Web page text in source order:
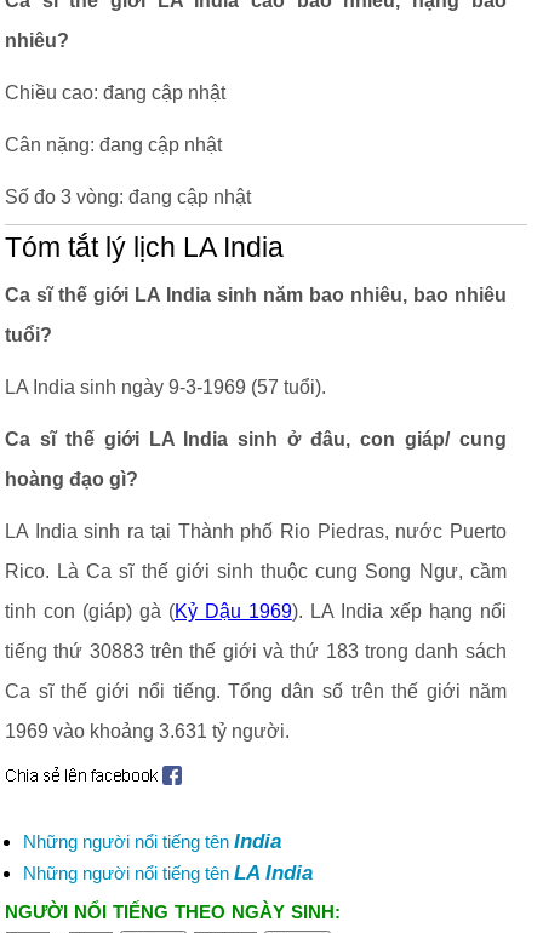
nhiêu?
Chiều cao: đang cập nhật
Cân nặng: đang cập nhật
Số đo 3 vòng: đang cập nhật
Tóm tắt lý lịch LA India
Ca sĩ thế giới LA India sinh năm bao nhiêu, bao nhiêu
tuổi?
LA India sinh ngày 9-3-1969 (57 tuổi).
Ca sĩ thế giới LA India sinh ở đâu, con giáp/ cung
hoàng đạo gì?
LA India sinh ra tại Thành phố Rio Piedras, nước Puerto
Rico. Là Ca sĩ thế giới sinh thuộc cung Song Ngư, cầm
tinh con (giáp) gà (Kỷ Dậu 1969). LA India xếp hạng nổi
tiếng thứ 30883 trên thế giới và thứ 183 trong danh sách
Ca sĩ thế giới nổi tiếng. Tổng dân số trên thế giới năm
1969 vào khoảng 3.631 tỷ người.
Những người nổi tiếng tên India
Những người nổi tiếng tên LA India
NGƯỜI NỔI TIẾNG THEO NGÀY SINH: